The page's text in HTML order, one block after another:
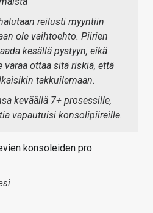
reilusti myyntiin
ole vaihtoehto. Piirien
kesällä pystyyn, eikä
ottaa sitä riskiä, että
takkuilemaan.
keväällä 7+ prosessille,
vapautuisi konsolipiireille.
konsoleiden pro